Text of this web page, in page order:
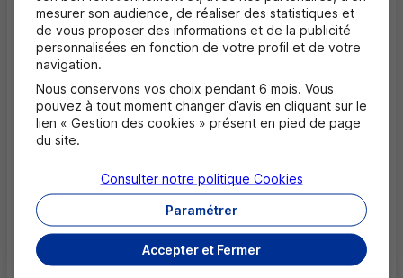
Masquer
Questions fréquentes
Quels documents sont nécessaires à
l'ouverture d'un compte pour un majeur ?
Comment savoir si mon agence a des
horaires d'ouverture dédiés uniquement
aux rendez-vous ?
mesurer son audience, de réaliser des statistiques et
de vous proposer des informations et de la publicité
personnalisées en fonction de votre profil et de votre
navigation.
Nous conservons vos choix pendant 6 mois. Vous
pouvez à tout moment changer d’avis en cliquant sur le
lien « Gestion des cookies » présent en pied de page
du site.
Accepter et Fermer
Paramétrer
Consulter notre politique Cookies